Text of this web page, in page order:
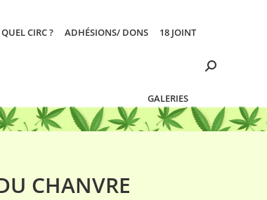
QUEL CIRC ? ADHÉSIONS/ DONS 18 JOINT
GALERIES
Search:
CHANVRE